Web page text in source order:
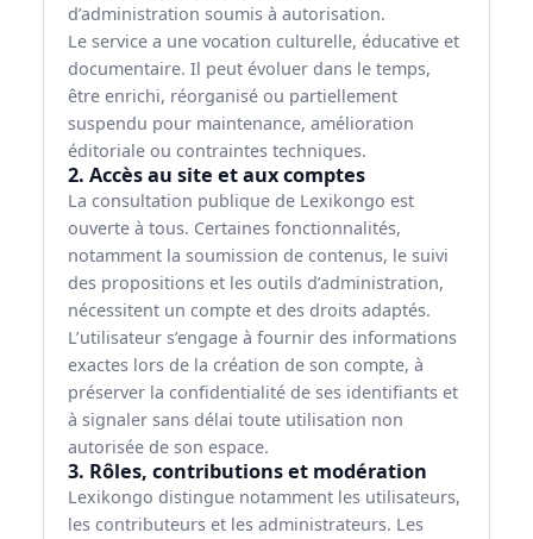
d’administration soumis à autorisation.
Le service a une vocation culturelle, éducative et
documentaire. Il peut évoluer dans le temps,
être enrichi, réorganisé ou partiellement
suspendu pour maintenance, amélioration
éditoriale ou contraintes techniques.
2. Accès au site et aux comptes
La consultation publique de Lexikongo est
ouverte à tous. Certaines fonctionnalités,
notamment la soumission de contenus, le suivi
des propositions et les outils d’administration,
nécessitent un compte et des droits adaptés.
L’utilisateur s’engage à fournir des informations
exactes lors de la création de son compte, à
préserver la confidentialité de ses identifiants et
à signaler sans délai toute utilisation non
autorisée de son espace.
3. Rôles, contributions et modération
Lexikongo distingue notamment les utilisateurs,
les contributeurs et les administrateurs. Les